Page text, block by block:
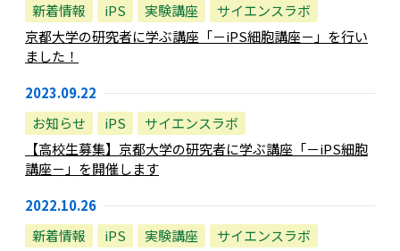
新着情報
iPS 実験講座
サイエンスラボ
京都大学の研究者に学ぶ講座「－iPS細胞講座－」を行い
ました！
2023.09.22
お知らせ
iPS
サイエンスラボ
【高校生募集】京都大学の研究者に学ぶ講座「－iPS細胞
講座－」を開催します
2022.10.26
新着情報
iPS 実験講座
サイエンスラボ